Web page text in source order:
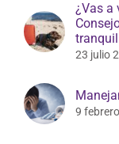
¿Vas a
23 julio
9